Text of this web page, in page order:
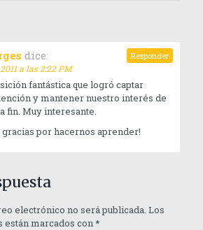
dice:
a las 2:22 PM
fantástica que logró captar
y mantener nuestro interés de
fin. Muy interesante.
gracias por hacernos aprender!
Responder
electrónico no será publicada. Los
marcados con*